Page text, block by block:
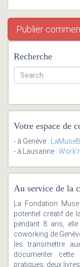
Recherche
Votre espace de
- à Genève :
- à Lausanne :
Au service de la
La Fondation
potentiel créatif de
pendant 8 ans,
coworking de
les transmettre
documenter cette
pratiques, deux